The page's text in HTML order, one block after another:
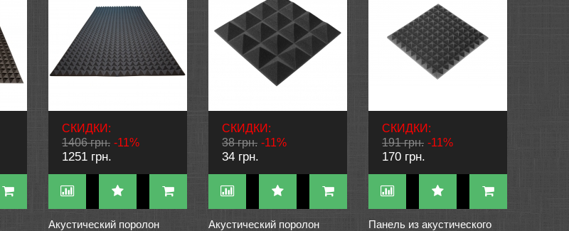
СКИДКИ:
1406 грн. -11%
1251 грн.
Акустический поролон
СКИДКИ:
38 грн. -11%
34 грн.
Акустический поролон
СКИДКИ:
191 грн. -11%
170 грн.
Панель из акустического